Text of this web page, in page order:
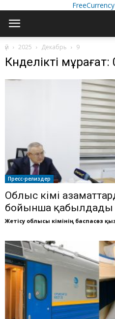
үй 2025 Декабрь 9
Күнделікті
Пресс-релиздер
Облыс әкімі
бойынша қабылдады
Жетісу облысы әкімінің баспасөз